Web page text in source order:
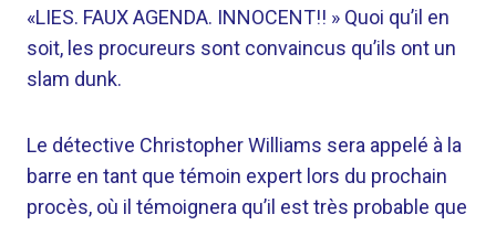
«LIES. FAUX AGENDA. INNOCENT!! » Quoi qu’il en
soit, les procureurs sont convaincus qu’ils ont un
slam dunk.
Le détective Christopher Williams sera appelé à la
barre en tant que témoin expert lors du prochain
procès, où il témoignera qu’il est très probable que